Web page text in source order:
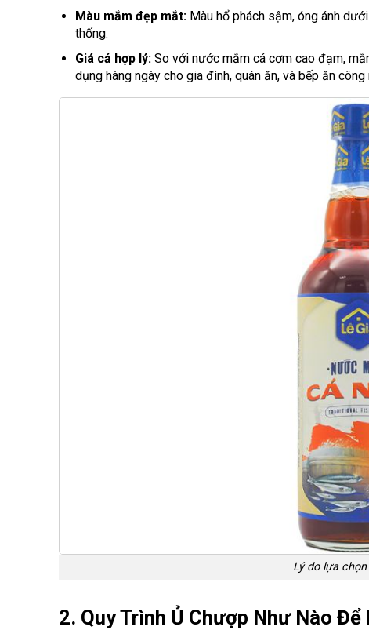
Màu mắm đẹp mắt:Màu hổ phách sậm, óng ánh
thống.
Giá cả hợp lý:So với nước mắm cá cơm cao đạm,
dụng hàng ngày cho gia đình, quán ăn, và bếp ăn công
Lý do lựa
2. Quy Trình Ủ Chượp Như Nào